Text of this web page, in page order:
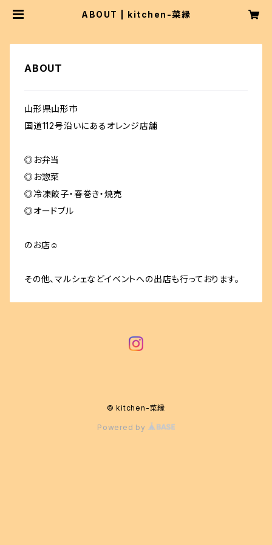
ABOUT | kitchen-菜縁
ABOUT
山形県山形市
国道112号沿いにあるオレンジ店舗
◎お弁当
◎お惣菜
◎冷凍餃子・春巻き・焼売
◎オードブル
のお店☺︎
その他、マルシェなどイベントへの出店も行っております。
© kitchen-菜縁
Powered by